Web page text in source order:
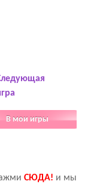
В мои игры
CЮДА! и мы